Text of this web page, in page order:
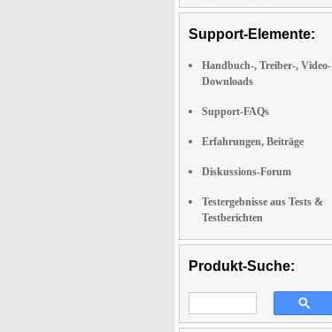
Support-Elemente:
Handbuch-, Treiber-, Video-
Downloads
Support-FAQs
Erfahrungen, Beiträge
Diskussions-Forum
Testergebnisse aus Tests &
Testberichten
Produkt-Suche: